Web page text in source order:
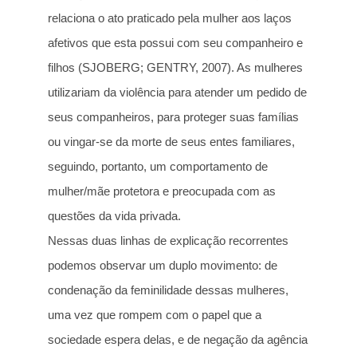
relaciona o ato praticado pela mulher aos laços
afetivos que esta possui com seu companheiro e
filhos (SJOBERG; GENTRY, 2007). As mulheres
utilizariam da violência para atender um pedido de
seus companheiros, para proteger suas famílias
ou vingar-se da morte de seus entes familiares,
seguindo, portanto, um comportamento de
mulher/mãe protetora e preocupada com as
questões da vida privada.
Nessas duas linhas de explicação recorrentes
podemos observar um duplo movimento: de
condenação da feminilidade dessas mulheres,
uma vez que rompem com o papel que a
sociedade espera delas, e de negação da agência